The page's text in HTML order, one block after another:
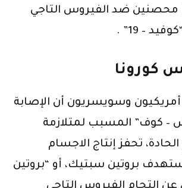
محصنين ضد الفيروس التاجي
– 19” .
كورونا
وسويسريون أن الإصابة
– كوف” المسبب لمتلازمة
تحفز إنتاج الاجسام
بروتين سبتيك، أو “بروتين